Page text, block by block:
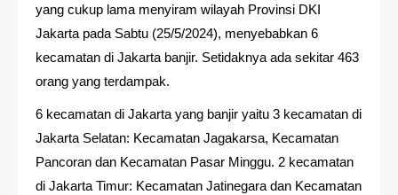
yang cukup lama menyiram wilayah Provinsi DKI
Jakarta pada Sabtu (25/5/2024), menyebabkan 6
kecamatan di Jakarta banjir. Setidaknya ada sekitar 463
orang yang terdampak.
6 kecamatan di Jakarta yang banjir yaitu 3 kecamatan di
Jakarta Selatan: Kecamatan Jagakarsa, Kecamatan
Pancoran dan Kecamatan Pasar Minggu. 2 kecamatan
di Jakarta Timur: Kecamatan Jatinegara dan Kecamatan